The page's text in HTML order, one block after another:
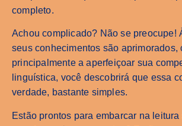
completo.
Achou complicado? Não se preocupe!
seus conhecimentos são aprimorados,
principalmente a aperfeiçoar sua
linguística, você descobrirá que essa
verdade, bastante simples.
Estão prontos para embarcar na leitura